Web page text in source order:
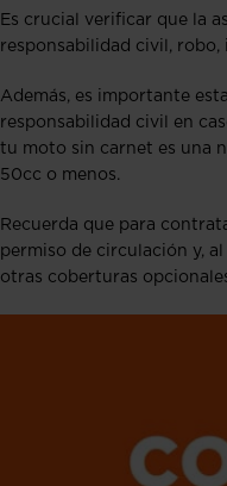
Es crucial verificar que la
responsabilidad civil,
Además, es importante
responsabilidad civil en
tu moto sin carnet es una
50cc o menos.
Recuerda que para
permiso de circulación y,
otras coberturas